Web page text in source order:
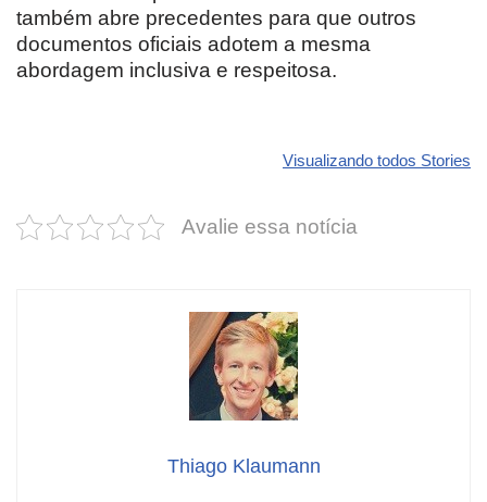
também abre precedentes para que outros
documentos oficiais adotem a mesma
abordagem inclusiva e respeitosa.
Visualizando todos Stories
2025!
Dodge pode ter
de emoção
que
Avalie essa notícia
Thiago Klaumann